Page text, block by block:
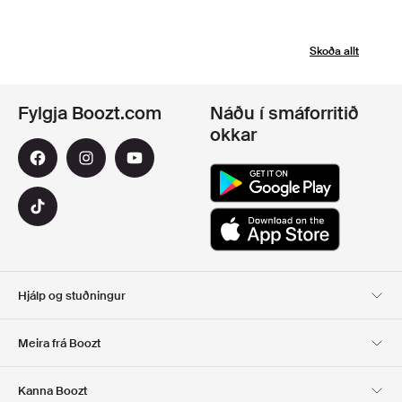
Skoða allt
Hjálp og stuðningur
Meira frá Boozt
Kanna Boozt
Fylgja Boozt.com
Náðu í smáforritið
okkar